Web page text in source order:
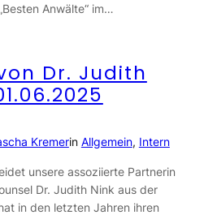
Anwälte“ im…
Dr. Judith
Kremerin Allgemein, Intern
unsere assoziierte Partnerin
Dr. Judith Nink aus der
in den letzten Jahren ihren